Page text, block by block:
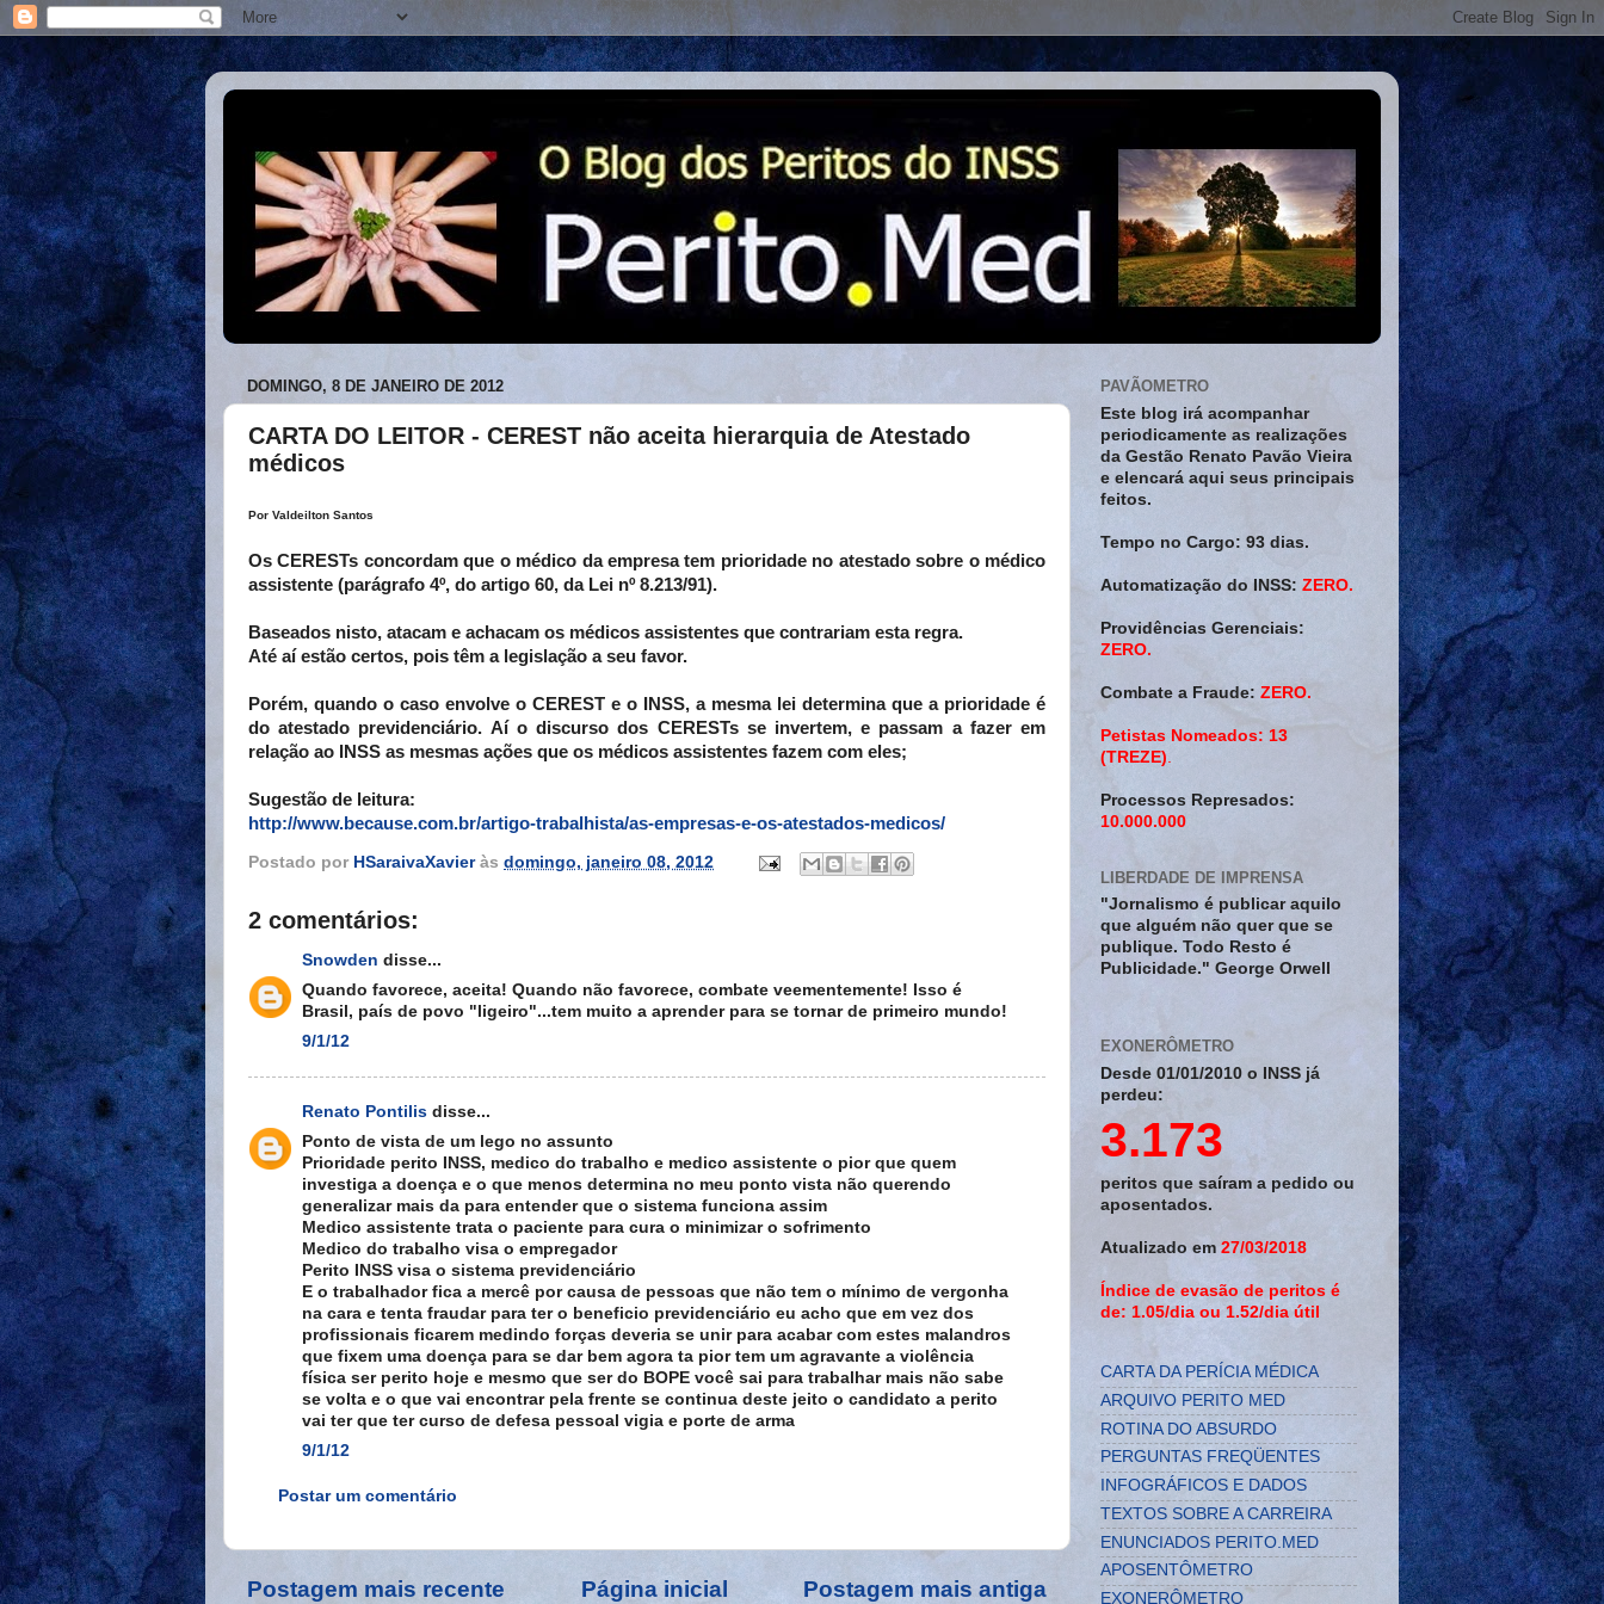
DOMINGO, 8 DE JANEIRO DE 2012
CARTA DO LEITOR - CEREST não aceita hierarquia de Atestado
médicos
Por Valdeilton Santos
Os CERESTs concordam que o médico da empresa tem prioridade no atestado sobre o médico
assistente (parágrafo 4º, do artigo 60, da Lei nº 8.213/91).
Baseados nisto, atacam e achacam os médicos assistentes que contrariam esta regra.
Até aí estão certos, pois têm a legislação a seu favor.
Porém, quando o caso envolve o CEREST e o INSS, a mesma lei determina que a prioridade é
do atestado previdenciário. Aí o discurso dos CERESTs se invertem, e passam a fazer em
relação ao INSS as mesmas ações que os médicos assistentes fazem com eles;
Sugestão de leitura:
http://www.because.com.br/artigo-trabalhista/as-empresas-e-os-atestados-medicos/
Postado por HSaraivaXavier às domingo, janeiro 08, 2012
2 comentários:
Snowden disse...
Quando favorece, aceita! Quando não favorece, combate veementemente! Isso é
Brasil, país de povo "ligeiro"...tem muito a aprender para se tornar de primeiro mundo!
9/1/12
Renato Pontilis disse...
Ponto de vista de um lego no assunto
Prioridade perito INSS, medico do trabalho e medico assistente o pior que quem
investiga a doença e o que menos determina no meu ponto vista não querendo
generalizar mais da para entender que o sistema funciona assim
Medico assistente trata o paciente para cura o minimizar o sofrimento
Medico do trabalho visa o empregador
Perito INSS visa o sistema previdenciário
E o trabalhador fica a mercê por causa de pessoas que não tem o mínimo de vergonha
na cara e tenta fraudar para ter o beneficio previdenciário eu acho que em vez dos
profissionais ficarem medindo forças deveria se unir para acabar com estes malandros
que fixem uma doença para se dar bem agora ta pior tem um agravante a violência
física ser perito hoje e mesmo que ser do BOPE você sai para trabalhar mais não sabe
se volta e o que vai encontrar pela frente se continua deste jeito o candidato a perito
vai ter que ter curso de defesa pessoal vigia e porte de arma
9/1/12
Postar um comentário
Postagem mais recente Postagem mais antiga
Página inicial
PAVÃOMETRO
Este blog irá acompanhar
periodicamente as realizações
da Gestão Renato Pavão Vieira
e elencará aqui seus principais
feitos.
Tempo no Cargo: 93 dias.
Automatização do INSS: ZERO.
Providências Gerenciais:
ZERO.
Combate a Fraude: ZERO.
Petistas Nomeados: 13
(TREZE)
Processos Represados:
10.000.000
LIBERDADE DE IMPRENSA
"Jornalismo é publicar aquilo
que alguém não quer que se
publique. Todo Resto é
Publicidade." George Orwell
EXONERÔMETRO
Desde 01/01/2010 o INSS já
perdeu:
3.173
peritos que saíram a pedido ou
aposentados.
Atualizado em 27/03/2018
Índice de evasão de peritos é
de: 1.05/dia ou 1.52/dia útil
CARTA DA PERÍCIA MÉDICA
ARQUIVO PERITO MED
ROTINA DO ABSURDO
PERGUNTAS FREQÜENTES
INFOGRÁFICOS E DADOS
TEXTOS SOBRE A CARREIRA
ENUNCIADOS PERITO.MED
APOSENTÔMETRO
EXONERÔMETRO